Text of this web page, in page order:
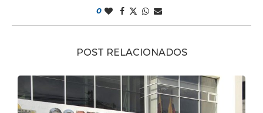
0
POST RELACIONADOS